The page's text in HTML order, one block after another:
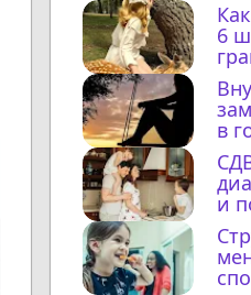
6
в
и